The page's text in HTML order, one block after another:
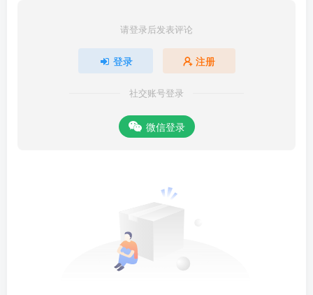
请登录后发表评论
登录 注册
社交账号登录
微信登录